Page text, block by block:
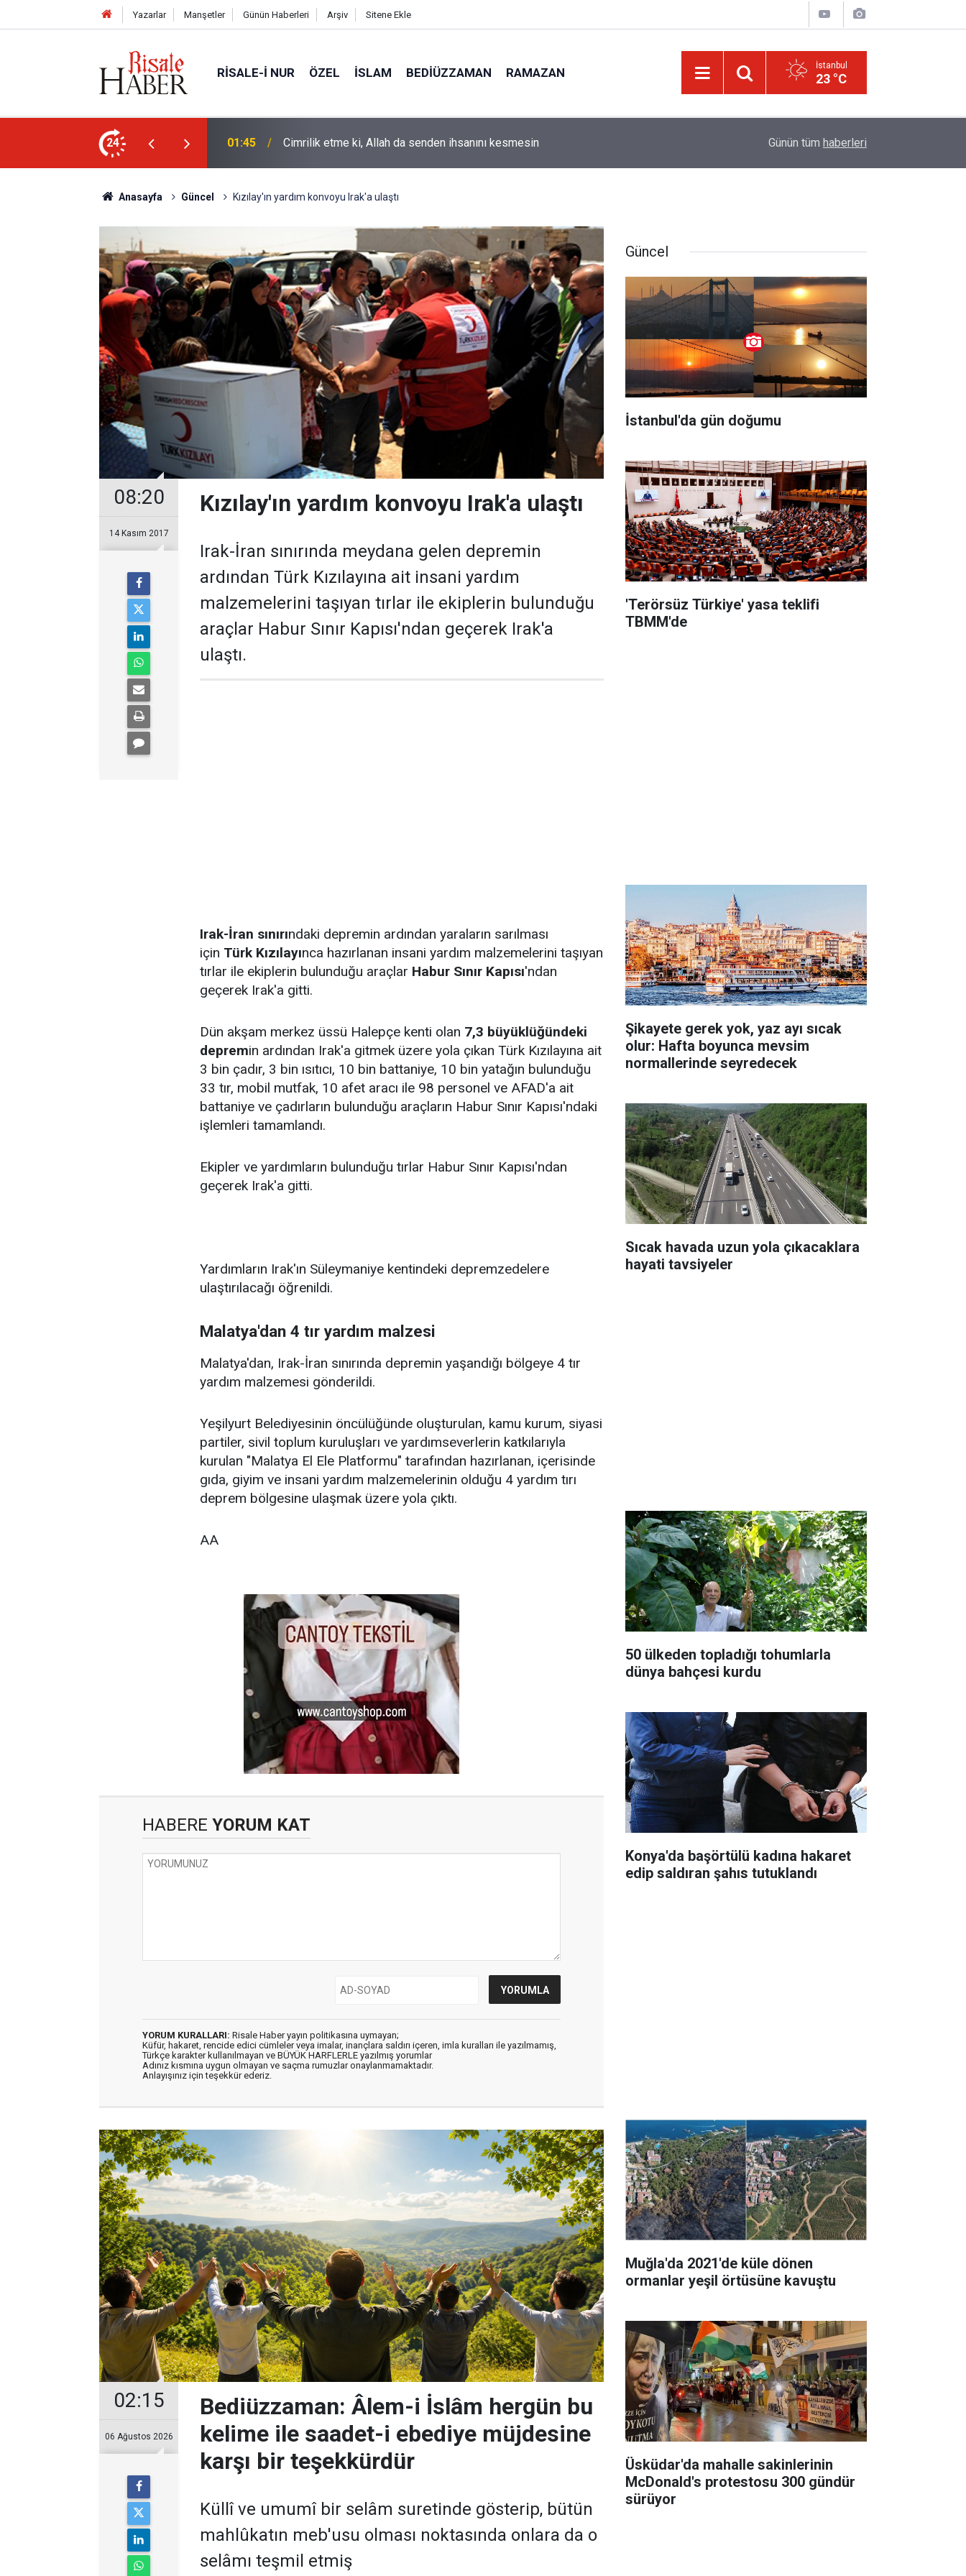
Yazarlar Manşetler Günün Haberleri Arşiv Sitene Ekle
RISALE-I NUR ÖZEL İSLAM BEDIÜZZAMAN RAMAZAN İstanbul
23 °C
24
bu kelime ile saadet-i ebediye müjdesine
01:45 Cimrilik etme ki, Allah da senden ihsanını kesmesin Bildirilmedi mi ki insan için, kendi çalıştığından
Günün tüm haberleri
Anasayfa Güncel Kızılay'ın yardım konvoyu Irak'a ulaştı
08:20
14 Kasım 2017
Kızılay'ın yardım konvoyu Irak'a ulaştı
Irak-İran sınırında meydana gelen depremin
ardından Türk Kızılayına ait insani yardım
malzemelerini taşıyan tırlar ile ekiplerin bulunduğu
araçlar Habur Sınır Kapısı'ndan geçerek Irak'a
ulaştı.
Irak-İran sınırındaki depremin ardından yaraların sarılması
için Türk Kızılayınca hazırlanan insani yardım malzemelerini taşıyan
tırlar ile ekiplerin bulunduğu araçlar Habur Sınır Kapısı'ndan
geçerek Irak'a gitti.
Dün akşam merkez üssü Halepçe kenti olan 7,3 büyüklüğündeki
depremin ardından Irak'a gitmek üzere yola çıkan Türk Kızılayına ait
3 bin çadır, 3 bin ısıtıcı, 10 bin battaniye, 10 bin yatağın bulunduğu
33 tır, mobil mutfak, 10 afet aracı ile 98 personel ve AFAD'a ait
battaniye ve çadırların bulunduğu araçların Habur Sınır Kapısı'ndaki
işlemleri tamamlandı.
Ekipler ve yardımların bulunduğu tırlar Habur Sınır Kapısı'ndan
geçerek Irak'a gitti.
Yardımların Irak'ın Süleymaniye kentindeki depremzedelere
ulaştırılacağı öğrenildi.
Malatya'dan 4 tır yardım malzesi
Malatya'dan, Irak-İran sınırında depremin yaşandığı bölgeye 4 tır
yardım malzemesi gönderildi.
Yeşilyurt Belediyesinin öncülüğünde oluşturulan, kamu kurum, siyasi
partiler, sivil toplum kuruluşları ve yardımseverlerin katkılarıyla
kurulan "Malatya El Ele Platformu" tarafından hazırlanan, içerisinde
gıda, giyim ve insani yardım malzemelerinin olduğu 4 yardım tırı
deprem bölgesine ulaşmak üzere yola çıktı.
AA
HABERE YORUM KAT
YORUM KURALLARI: Risale Haber yayın politikasına uymayan;
Küfür, hakaret, rencide edici cümleler veya imalar, inançlara saldırı içeren, imla kuralları ile yazılmamış,
Türkçe karakter kullanılmayan ve BÜYÜK HARFLERLE yazılmış yorumlar
Adınız kısmına uygun olmayan ve saçma rumuzlar onaylanmamaktadır.
Anlayışınız için teşekkür ederiz.
02:15
06 Ağustos 2026
Bediüzzaman: Âlem-i İslâm hergün bu
kelime ile saadet-i ebediye müjdesine
karşı bir teşekkürdür
Küllî ve umumî bir selâm suretinde gösterip, bütün
mahlûkatın meb'usu olması noktasında onlara da o
selâmı teşmil etmiş
Güncel
İstanbul'da gün doğumu
'Terörsüz Türkiye' yasa teklifi
TBMM'de
Şikayete gerek yok, yaz ayı sıcak
olur: Hafta boyunca mevsim
normallerinde seyredecek
Sıcak havada uzun yola çıkacaklara
hayati tavsiyeler
50 ülkeden topladığı tohumlarla
dünya bahçesi kurdu
Konya'da başörtülü kadına hakaret
edip saldıran şahıs tutuklandı
Muğla'da 2021'de küle dönen
ormanlar yeşil örtüsüne kavuştu
Üsküdar'da mahalle sakinlerinin
McDonald's protestosu 300 gündür
sürüyor